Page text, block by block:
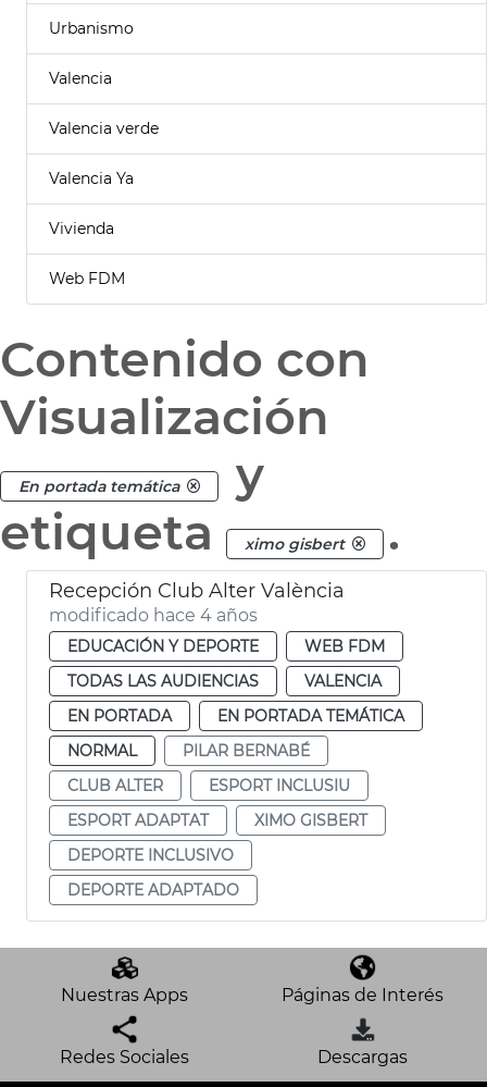
Urbanismo
Valencia
Valencia verde
Valencia Ya
Vivienda
Web FDM
Contenido con
Visualización
En portada temática
y
etiqueta
ximo gisbert .
Recepción Club Alter València
modificado hace 4 años
EDUCACIÓN Y DEPORTE
WEB FDM
TODAS LAS AUDIENCIAS
VALENCIA
EN PORTADA
EN PORTADA TEMÁTICA
NORMAL
PILAR BERNABÉ
CLUB ALTER
ESPORT INCLUSIU
ESPORT ADAPTAT
XIMO GISBERT
DEPORTE INCLUSIVO
DEPORTE ADAPTADO
Nuestras Apps Páginas de Interés
Redes Sociales Descargas